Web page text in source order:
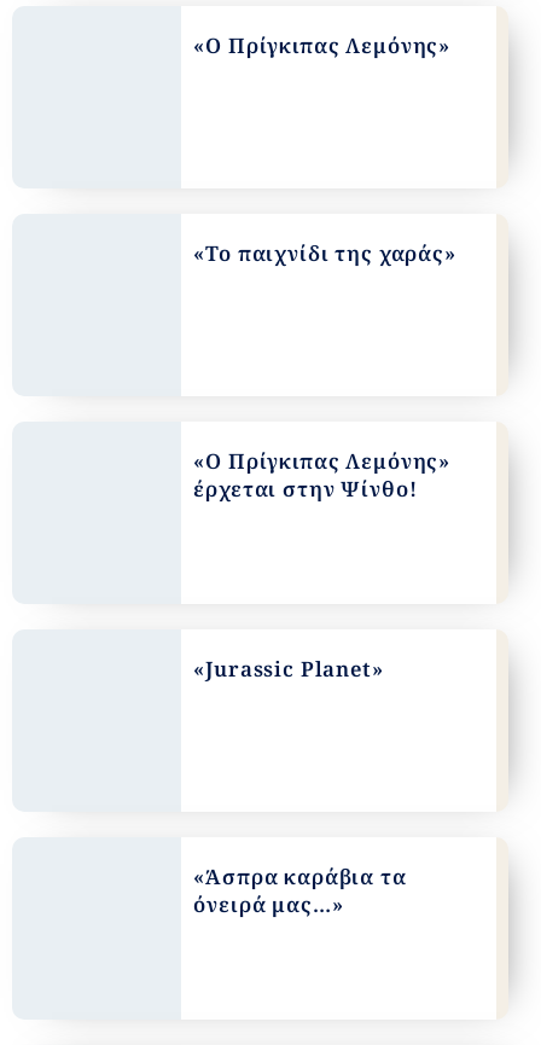
«Ο Πρίγκιπας Λεμόνης»
«Το παιχνίδι της χαράς»
«Ο Πρίγκιπας Λεμόνης»
έρχεται στην Ψίνθο!
«Jurassic Planet»
«Άσπρα καράβια τα
όνειρά μας…»